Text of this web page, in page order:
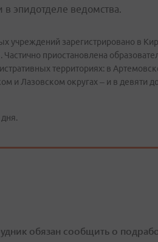
в эпидотделе ведомства.
учреждений зарегистрировано в
приостановлена
территориях: в
и Лазовском округах – и в девяти
обязан сообщить о